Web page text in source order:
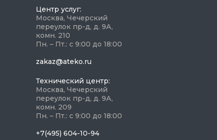
Центр услуг:
Москва, Чечерский
переулок пр-д, д. 9А,
комн. 210
Пн. – Пт.: с 9:00 до 18:00
zakaz@ateko.ru
Технический центр:
Москва, Чечерский
переулок пр-д, д. 9А,
комн. 209
Пн. – Пт.: с 9:00 до 18:00
+7(495) 604-10-94